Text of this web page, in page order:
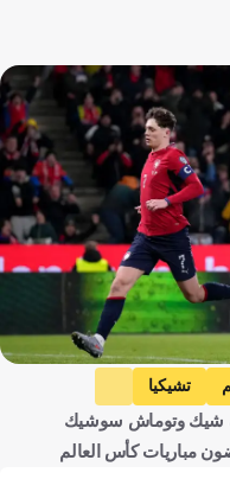
تشيكيا
سوتشيك
سانتياجو خيمينيز
شيك وتوماش سوشيك
مباريات كأس العالم